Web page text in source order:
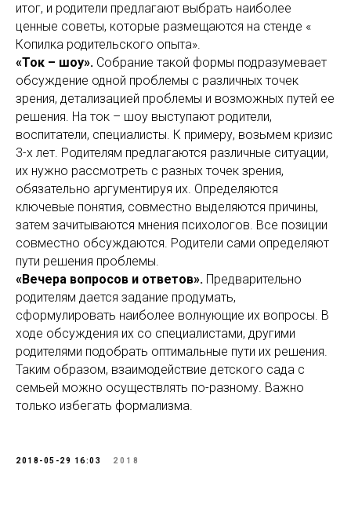
итог, и родители предлагают выбрать наиболее
ценные советы, которые размещаются на стенде «
Копилка родительского опыта».
«Ток – шоу». Собрание такой формы подразумевает
обсуждение одной проблемы с различных точек
зрения, детализацией проблемы и возможных путей ее
решения. На ток – шоу выступают родители,
воспитатели, специалисты. К примеру, возьмем кризис
3-х лет. Родителям предлагаются различные ситуации,
их нужно рассмотреть с разных точек зрения,
обязательно аргументируя их. Определяются
ключевые понятия, совместно выделяются причины,
затем зачитываются мнения психологов. Все позиции
совместно обсуждаются. Родители сами определяют
пути решения проблемы.
«Вечера вопросов и ответов». Предварительно
родителям дается задание продумать,
сформулировать наиболее волнующие их вопросы. В
ходе обсуждения их со специалистами, другими
родителями подобрать оптимальные пути их решения.
Таким образом, взаимодействие детского сада с
семьей можно осуществлять по-разному. Важно
только избегать формализма.
2018-05-29 16:03 2018